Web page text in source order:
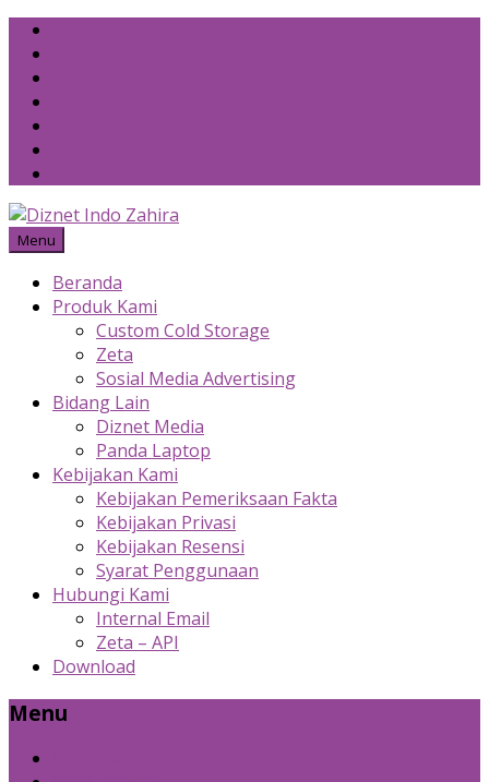
Skip
content
Menu
Beranda
Produk Kami
Custom Cold Storage
Zeta
Sosial Media Advertising
Bidang Lain
Diznet Media
Panda Laptop
Kebijakan Kami
Kebijakan Pemeriksaan Fakta
Kebijakan Privasi
Kebijakan Resensi
Syarat Penggunaan
Hubungi Kami
Internal Email
Zeta – API
Download
Menu